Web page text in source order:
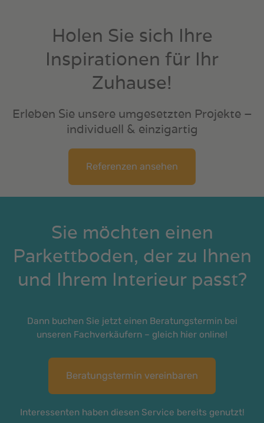
Holen Sie sich Ihre
Inspirationen für Ihr
Zuhause!
Erleben Sie unsere umgesetzten Projekte –
individuell & einzigartig
Referenzen ansehen
Sie möchten einen
Parkettboden, der zu Ihnen
und Ihrem Interieur passt?
Dann buchen Sie jetzt einen Beratungstermin bei
unseren Fachverkäufern – gleich hier online!
Beratungstermin vereinbaren
Interessenten haben diesen Service bereits genutzt!